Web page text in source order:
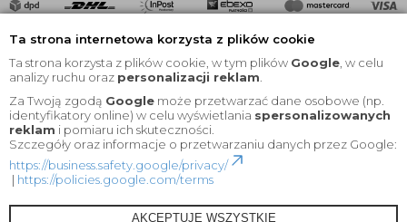
Ta strona internetowa korzysta z plików cookie
Ta strona korzysta z plików cookie, w tym plików Google , w celu
analizy ruchu oraz personalizacji reklam
Za Twoją zgodą Google może przetwarzać dane osobowe (np.
identyfikatory online) w celu wyświetlania spersonalizowanych
reklam i pomiaru ich skuteczności.
Szczegóły oraz informacje o przetwarzaniu danych przez Google:
https://business.safety.google/privacy/
| https://policies.google.com/terms
AKCEPTUJĘ WSZYSTKIE
2020 © Wszelkie Prawa Zastrzeżone |KEYfabrics
Projekt i oprogramowanie sklepu: